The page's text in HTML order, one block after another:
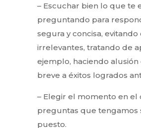
– Escuchar bien lo que te
preguntando para
segura y concisa, evitando
irrelevantes, tratando de
ejemplo, haciendo
breve a éxitos logrados
– Elegir el momento en el
preguntas que tengamos
puesto.